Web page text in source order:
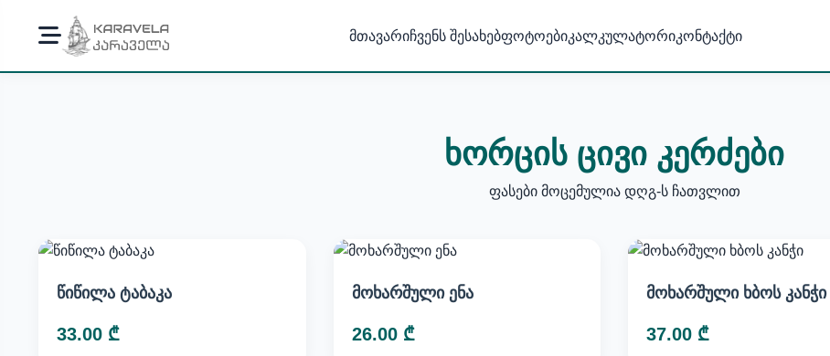
მთავარიჩვენს შესახებფოტოებიკალკულატორიკონტაქტი
ხორცის ცივი კერძები
ფასები მოცემულია დღგ-ს ჩათვლით
წიწილა ტაბაკა
33.00 ₾
მოხარშული ენა
26.00 ₾
მოხარშული ხბოს კანჭი
37.00 ₾